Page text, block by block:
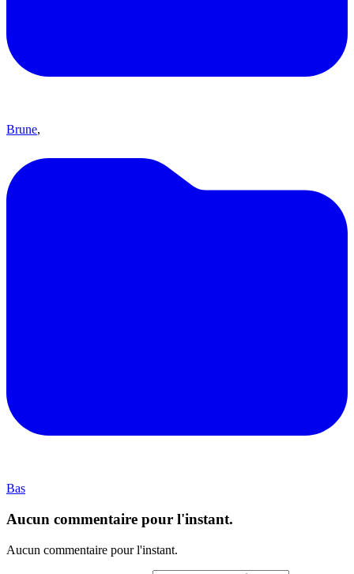
Brune,
Bas
Aucun commentaire pour l'instant.
Aucun commentaire pour l'instant.